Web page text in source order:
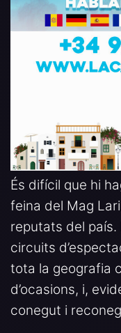
És difícil que hi
feina del Mag
reputats del
circuits
tota la geografia
d’ocasions, i,
conegut i